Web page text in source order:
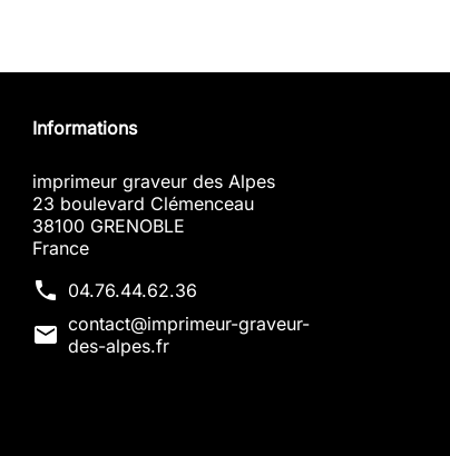
Informations
imprimeur graveur des Alpes
23 boulevard Clémenceau
38100 GRENOBLE
France
phone 04.76.44.62.36
mail contact@imprimeur-graveur-
des-alpes.fr